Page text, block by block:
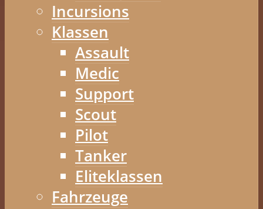
Incursions
Klassen
Assault
Medic
Support
Scout
Pilot
Tanker
Eliteklassen
Fahrzeuge